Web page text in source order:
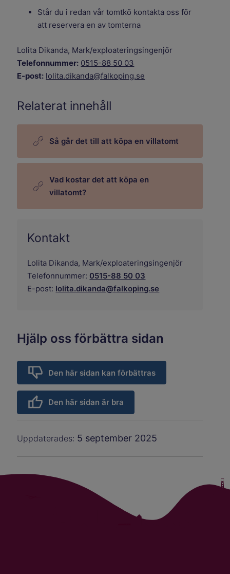
Står du i redan vår tomtkö kontakta oss för
att reservera en av tomterna
Lolita Dikanda, Mark/exploateringsingenjör
Telefonnummer: 0515-88 50 03
E-post: lolita.dikanda@falkoping.se
Relaterat innehåll
Så går det till att köpa en villatomt
Vad kostar det att köpa en
villatomt?
Kontakt
Lolita Dikanda, Mark/exploateringsingenjör
Telefonnummer: 0515-88 50 03
E-post: lolita.dikanda@falkoping.se
Hjälp oss förbättra sidan
Den här sidan kan förbättras
Den här sidan är bra
Uppdaterades: 5 september 2025